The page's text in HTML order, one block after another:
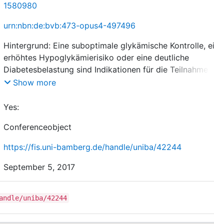
1580980
urn:nbn:de:bvb:473-opus4-497496
Hintergrund: Eine suboptimale glykämische Kontrolle,
erhöhtes Hypoglykämierisiko oder eine deutliche
Diabetesbelastung sind Indikationen für die Teilnahme
einer Diabetesschulung. Im Rahmen der
dieser klinischen Probleme bei den
Hypoglykämierisiko über einen Score ≥4 im
Hypoglykämieunawareness-Fragebogen und das
Show more
Yes:
Conferenceobject
https://fis.uni-bamberg.de/handle/uniba/42244
September 5, 2017
uniba/42244